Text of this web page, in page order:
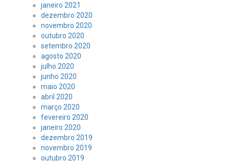
janeiro 2021
dezembro 2020
novembro 2020
outubro 2020
setembro 2020
agosto 2020
julho 2020
junho 2020
maio 2020
abril 2020
março 2020
fevereiro 2020
janeiro 2020
dezembro 2019
novembro 2019
outubro 2019